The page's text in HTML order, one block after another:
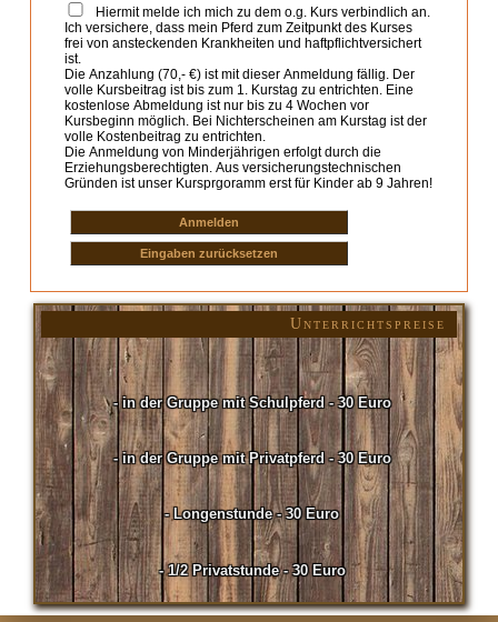
Hiermit melde ich mich zu dem o.g. Kurs verbindlich an.
Ich versichere, dass mein Pferd zum Zeitpunkt des Kurses
frei von ansteckenden Krankheiten und haftpflichtversichert
ist.
Die Anzahlung (70,- €) ist mit dieser Anmeldung fällig. Der
volle Kursbeitrag ist bis zum 1. Kurstag zu entrichten. Eine
kostenlose Abmeldung ist nur bis zu 4 Wochen vor
Kursbeginn möglich. Bei Nichterscheinen am Kurstag ist der
volle Kostenbeitrag zu entrichten.
Die Anmeldung von Minderjährigen erfolgt durch die
Erziehungsberechtigten. Aus versicherungstechnischen
Gründen ist unser Kursprgoramm erst für Kinder ab 9 Jahren!
Unterrichtspreise
- in der Gruppe mit Schulpferd - 30 Euro
- in der Gruppe mit Privatpferd - 30 Euro
- Longenstunde - 30 Euro
- 1/2 Privatstunde - 30 Euro